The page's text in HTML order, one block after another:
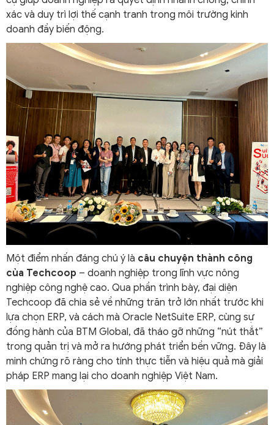
xác và duy trì lợi thế cạnh tranh trong môi trường kinh
doanh đầy biến động.
Một điểm nhấn đáng chú ý là câu chuyện thành công
của Techcoop – doanh nghiệp trong lĩnh vực nông
nghiệp công nghệ cao. Qua phần trình bày, đại diện
Techcoop đã chia sẻ về những trăn trở lớn nhất trước khi
lựa chọn ERP, và cách mà Oracle NetSuite ERP, cùng sự
đồng hành của BTM Global, đã tháo gỡ những “nút thắt”
trong quản trị và mở ra hướng phát triển bền vững. Đây là
minh chứng rõ ràng cho tính thực tiễn và hiệu quả mà giải
pháp ERP mang lại cho doanh nghiệp Việt Nam.